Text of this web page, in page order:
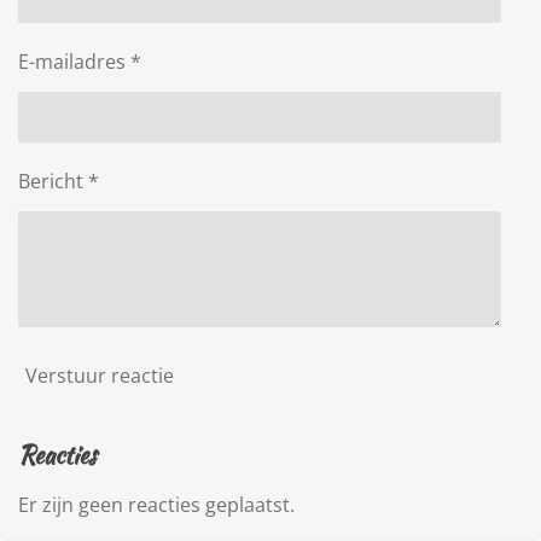
E-mailadres *
Bericht *
Verstuur reactie
Reacties
Er zijn geen reacties geplaatst.